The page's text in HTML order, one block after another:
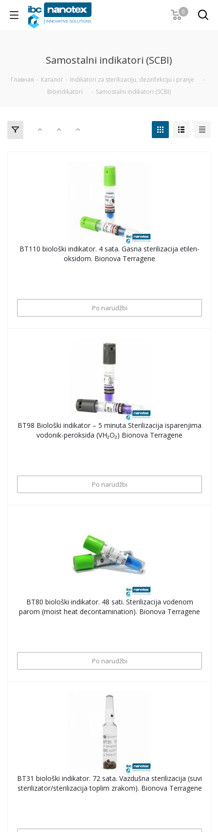
0
Samostalni indikatori (SCBI)
Главная - Каталог - Indikatori za sterilizaciju, dezinfekciju i pranje
-
Bioindikatori
- Samostalni indikatori (SCBI)
BT110 biološki indikator. 4 sata. Gasna sterilizacija etilen-
oksidom. Bionova Terragene
Po narudžbi
BT98 Biološki indikator – 5 minuta Sterilizacija isparenjima
vodonik-peroksida (VH₂O₂) Bionova Terragene
Po narudžbi
BT80 biološki indikator. 48 sati. Sterilizacija vodenom
parom (moist heat decontamination). Bionova Terragene
Po narudžbi
BT31 biološki indikator. 72 sata. Vazdušna sterilizacija (suvi
sterilizator/sterilizacija toplim zrakom). Bionova Terragene